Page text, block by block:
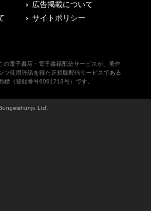
広告掲載について
サイトポリシー
の電子書店・電子書籍配信サービスが、著作
ツ使用許諾を得た正規版配信サービスである
標（登録番号6091713号）です。
Ltd.